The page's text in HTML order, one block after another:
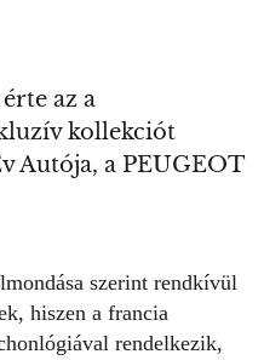
az a
kollekciót
Autója, a PEUGEOT
szerint rendkívül
hiszen a francia
rendelkezik,